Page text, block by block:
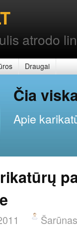
atrodo
Draugai
Čia
Apie
Šarūnas